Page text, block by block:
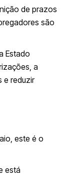
de prazos
são
Estado
a
e reduzir
este é o
está